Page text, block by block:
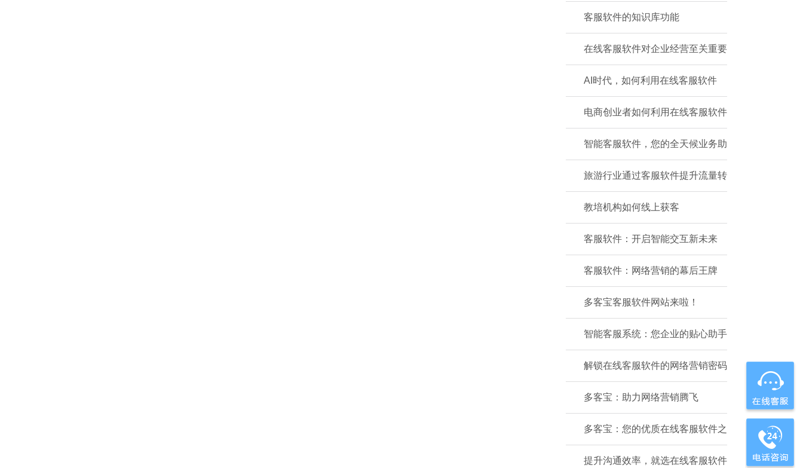
客服软件的知识库功能
在线客服软件对企业经营至关重要
AI时代，如何利用在线客服软件
电商创业者如何利用在线客服软件
智能客服软件，您的全天候业务助
旅游行业通过客服软件提升流量转
教培机构如何线上获客
客服软件：开启智能交互新未来
客服软件：网络营销的幕后王牌
多客宝客服软件网站来啦！
智能客服系统：您企业的贴心助手
解锁在线客服软件的网络营销密码
多客宝：助力网络营销腾飞
多客宝：您的优质在线客服软件之
提升沟通效率，就选在线客服软件